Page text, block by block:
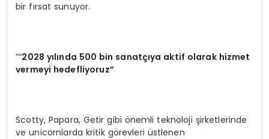
bir fırsat sunuyor.
”“2028 yılında 500 bin sanatçıya aktif olarak hizmet
vermeyi hedefliyoruz”
Scotty, Papara, Getir gibi önemli teknoloji şirketlerinde
ve unicornlarda kritik görevleri üstlenen